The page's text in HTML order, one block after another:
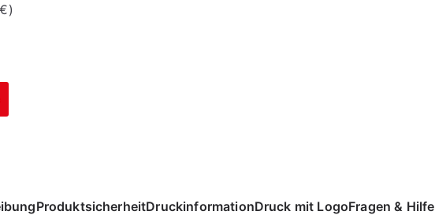
€)
ProduktsicherheitDruckinformationDruck mit LogoFragen & Hilfe